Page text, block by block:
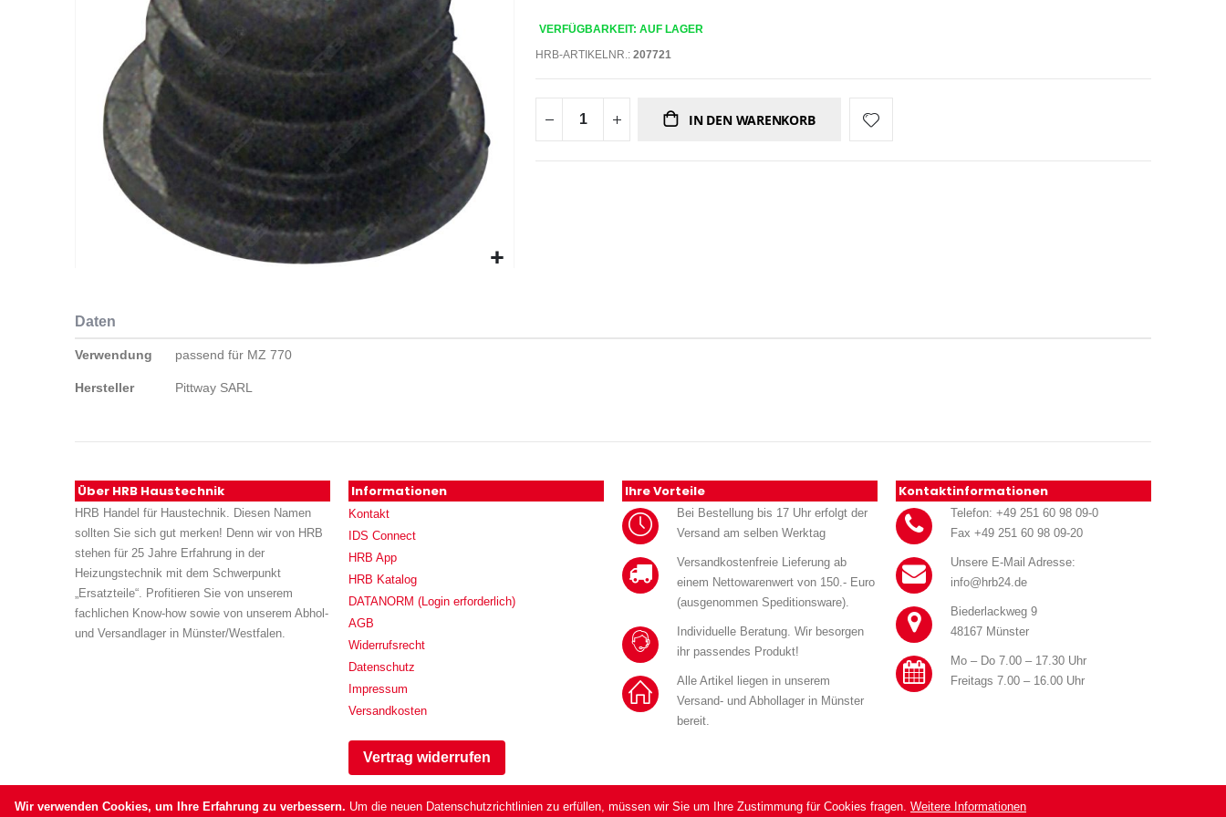
Wir verwenden Cookies, um Ihre Erfahrung zu verbessern. Um die neuen Datenschutzrichtlinien zu erfüllen, müssen wir Sie um Ihre Zustimmung für Cookies fragen. Weitere Informationen
der
Bildergalerie
VERFÜGBARKEIT: AUF LAGER
HRB-ARTIKELNR.:207721
IN DEN WARENKORB
Daten
Daten
Verwendung passend für MZ 770
Hersteller Pittway SARL
Über HRB Haustechnik
HRB Handel für Haustechnik. Diesen Namen
sollten Sie sich gut merken! Denn wir von HRB
stehen für 25 Jahre Erfahrung in der
Heizungstechnik mit dem Schwerpunkt
„Ersatzteile“. Profitieren Sie von unserem
fachlichen Know-how sowie von unserem Abhol-
und Versandlager in Münster/Westfalen.
Informationen
Kontakt
IDS Connect
HRB App
HRB Katalog
DATANORM (Login erforderlich)
AGB
Widerrufsrecht
Datenschutz
Impressum
Versandkosten
Vertrag widerrufen
Ihre Vorteile
Bei Bestellung bis 17 Uhr erfolgt der
Versand am selben Werktag
Versandkostenfreie Lieferung ab
einem Nettowarenwert von 150.- Euro
(ausgenommen Speditionsware).
Individuelle Beratung. Wir besorgen
ihr passendes Produkt!
Alle Artikel liegen in unserem
Versand- und Abhollager in Münster
bereit.
Kontaktinformationen
Telefon: +49 251 60 98 09-0
Fax +49 251 60 98 09-20
Unsere E-Mail Adresse:
info@hrb24.de
Biederlackweg 9
48167 Münster
Mo – Do 7.00 – 17.30 Uhr
Freitags 7.00 – 16.00 Uhr